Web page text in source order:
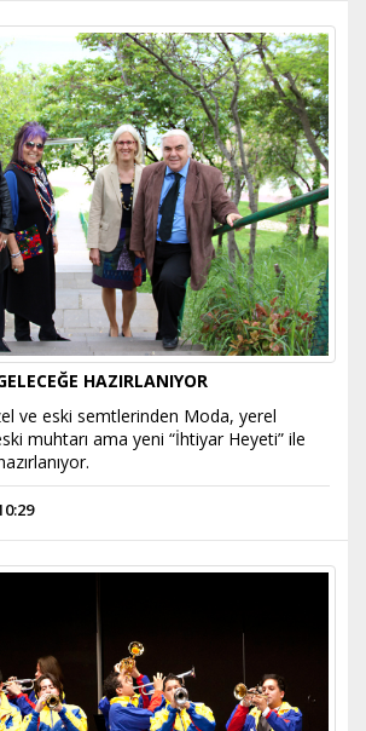
HAZIRLANIYOR
ve eski semtlerinden Moda, yerel
muhtarı ama yeni “İhtiyar Heyeti” ile